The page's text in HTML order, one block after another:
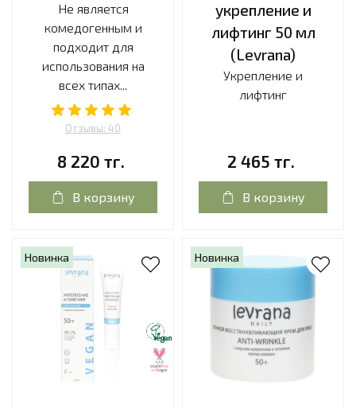
Не является
комедогенным и
подходит для
использования на
всех типах...
Отзывы: 40
8 220 тг.
В корзину
укрепление и
лифтинг 50 мл
(Levrana)
Укрепление и
лифтинг
2 465 тг.
В корзину
Новинка Новинка